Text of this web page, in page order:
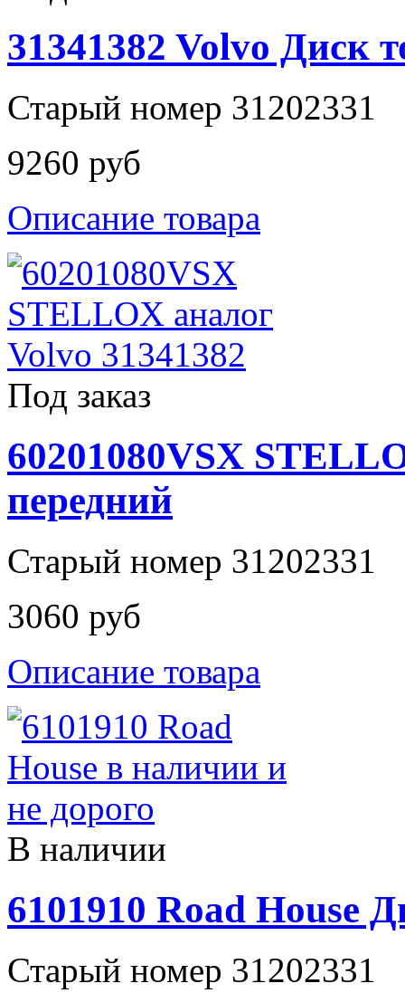
31341382 Volvo Диск
Старый номер 31202331
9260 руб
Описание товара
Под заказ
60201080VSX
передний
Старый номер 31202331
3060 руб
Описание товара
В наличии
6101910 Road House
Старый номер 31202331